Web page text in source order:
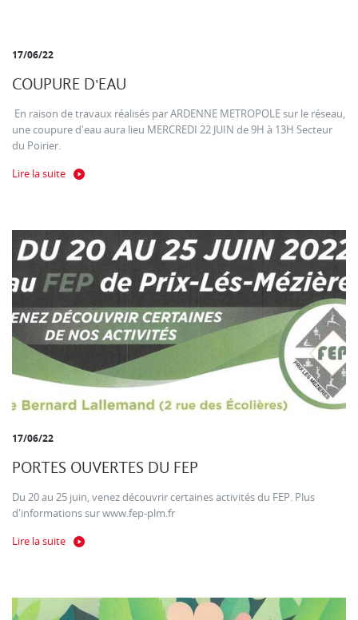
17/06/22
COUPURE D'EAU
En raison de travaux réalisés par ARDENNE METROPOLE sur le réseau,
une coupure d'eau aura lieu MERCREDI 22 JUIN de 9H à 13H Secteur
du Poirier.
Lire la suite
17/06/22
PORTES OUVERTES DU FEP
Du 20 au 25 juin, venez découvrir certaines activités du FEP. Plus
d'informations sur www.fep-plm.fr
Lire la suite